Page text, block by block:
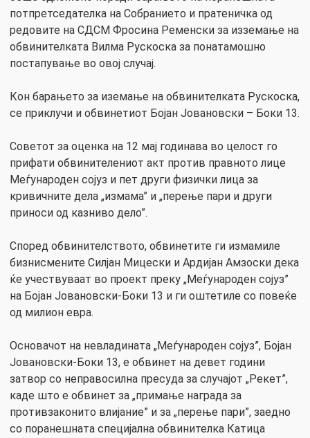
потпретседателка на Собранието и пратеничка од
редовите на СДСМ Фросина Ременски за изземање на
обвинителката Вилма Рускоска за понатамошно
постапување во овој случај.
Кон барањето за иземање на обвинителката Рускоска,
се приклучи и обвинетиот Бојан Јовановски – Боки 13.
Советот за оценка на 12 мај годинава во целост го
прифати обвинителениот акт против правното лице
Меѓународен сојуз и пет други физички лица за
кривичните дела „измама” и „перење пари и други
приноси од казниво дело”.
Според обвинителството, обвинетите ги измамиле
бизнисмените Силјан Мицески и Ардијан Амзоски дека
ќе учествуваат во проект преку „Меѓународен сојуз”
на Бојан Јовановски-Боки 13 и ги оштетиле со повеќе
од милион евра.
Основачот на невладината „Меѓународен сојуз”, Бојан
Јовановски-Боки 13, е обвинет на девет години
затвор со неправосилна пресуда за случајот „Рекет”,
каде што е обвинет за „примање награда за
противзаконито влијание” и за „перење пари”, заедно
со поранешната специјална обвинителка Катица